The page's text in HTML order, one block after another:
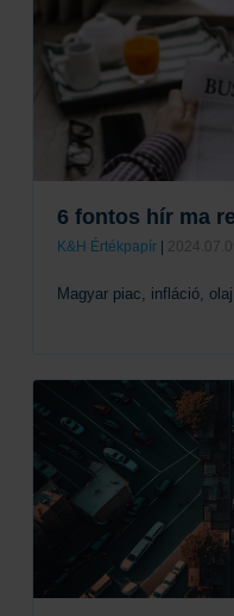
6 fontos hír ma
K&H Értékpapír
Magyar piac, infláció,